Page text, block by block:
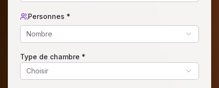
Personnes *
Nombre
Type de chambre *
Choisir